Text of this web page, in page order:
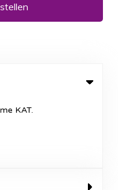
KAT.